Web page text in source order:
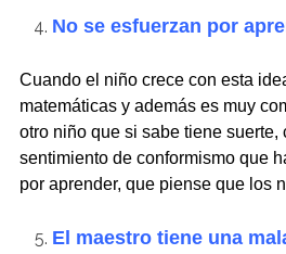
No se esfuerzan por
Cuando el niño crece con esta
matemáticas y además es muy
otro niño que si sabe tiene suerte,
sentimiento de conformismo que
por aprender, que piense que los
El maestro tiene una